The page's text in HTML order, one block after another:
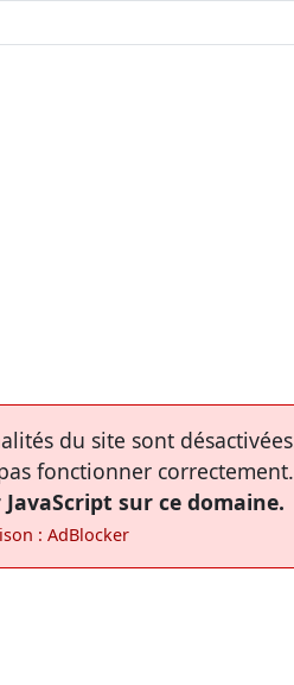
du site sont
fonctionner correctement.
sur ce domaine.
: AdBlocker